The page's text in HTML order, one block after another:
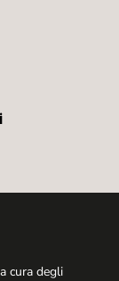
cura degli